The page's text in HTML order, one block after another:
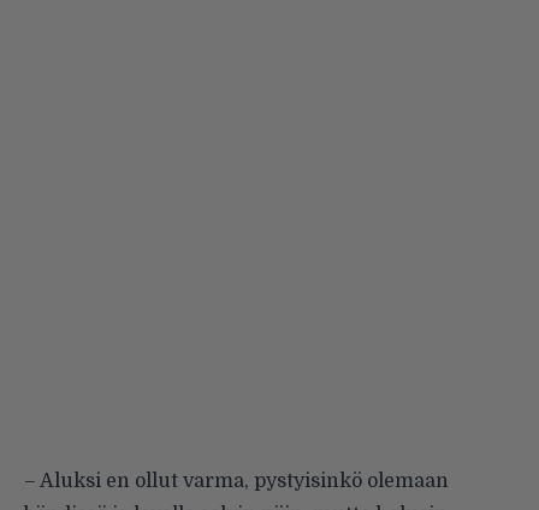
– Aluksi en ollut varma, pystyisinkö olemaan